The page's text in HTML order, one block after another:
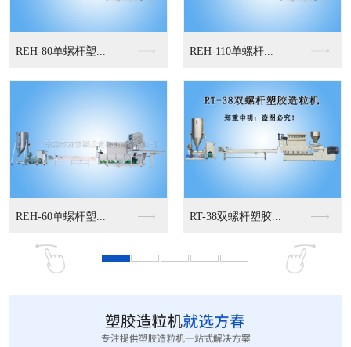
MS-立式混色机
MS-50立式混色机... MS-100立式混色...